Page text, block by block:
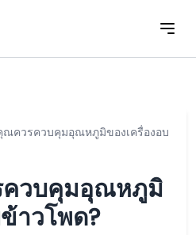
ณควรควบคุมอุณหภูมิของเครื่องอบ
วบคุมอุณหภูมิ
าวโพด?